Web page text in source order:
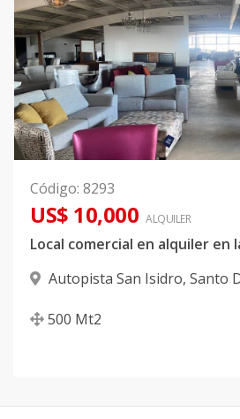
Código: 8293
US$ 10,000 ALQUILER
Autopista San Isidro, Santo
500 Mt2